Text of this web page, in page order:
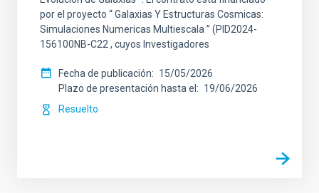
por el proyecto “ Galaxias Y Estructuras Cosmicas:
Simulaciones Numericas Multiescala ” (PID2024-
156100NB-C22 , cuyos Investigadores
Fecha de publicación
15/05/2026
Plazo de presentación hasta el
19/06/2026
Resuelto